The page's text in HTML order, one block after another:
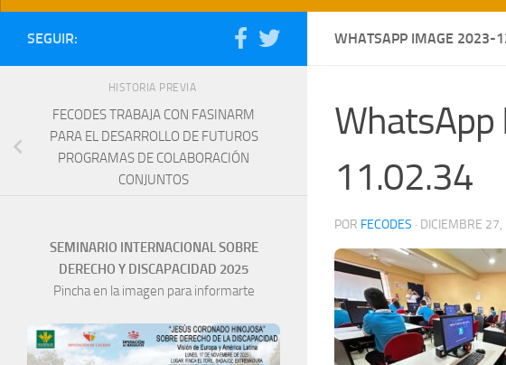
WHATSAPP IMAGE 2023-
11.02.34
POR FECODES · DICIEMBRE
SEGUIR:
HISTORIA PREVIA
FECODES TRABAJA CON FASINARM
PARA EL DESARROLLO DE FUTUROS
PROGRAMAS DE COLABORACIÓN
CONJUNTOS
SEMINARIO INTERNACIONAL SOBRE
DERECHO Y DISCAPACIDAD 2025
Pincha en la imagen para informarte